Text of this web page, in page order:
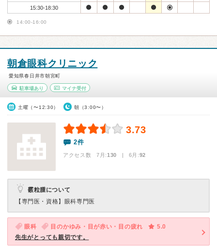
15:30-18:30
14:00-16:00
朝倉眼科クリニック
愛知県春日井市朝宮町
駐車場あり マイナ受付
土曜（〜12:30） 朝（3:00〜）
3.73
2件
アクセス数 7月:130 | 6月:92
霰粒腫について
【専門医・資格】 眼科専門医
眼科 目のかゆみ・目が赤い・目の疲れ
5.0
先生がとっても親切です。